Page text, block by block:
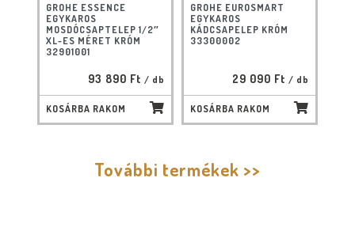
GROHE ESSENCE
EGYKAROS
MOSDÓCSAPTELEP 1/2″
XL-ES MÉRET KRÓM
32901001
93 890 Ft / db
KOSÁRBA RAKOM
GROHE EUROSMART
EGYKAROS
KÁDCSAPELEP KRÓM
33300002
29 090 Ft / db
KOSÁRBA RAKOM
További termékek >>